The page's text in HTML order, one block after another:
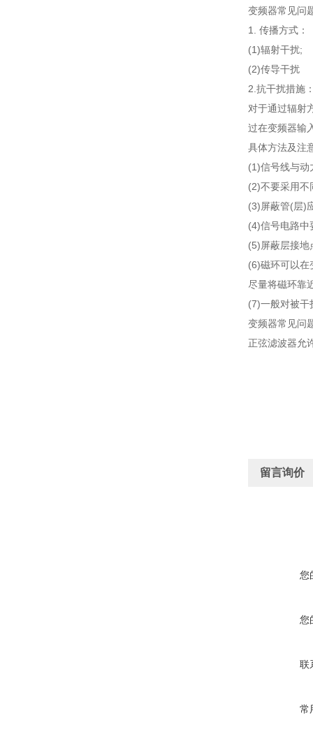
变频器常见问
1. 传播方式：
(1)辐射干扰;
(2)传导干扰
2.抗干扰措施
对于通过辐射
过在变频器输
具体方法及注
(1)信号线与动
(2)不要采用不
(3)屏蔽管(层)
(4)信号电路中
(5)屏蔽层接地
(6)磁环可以在
尽量将磁环靠
(7)一般对被干
变频器常见问
正弦滤波器允
留言询价
您
您
联
常